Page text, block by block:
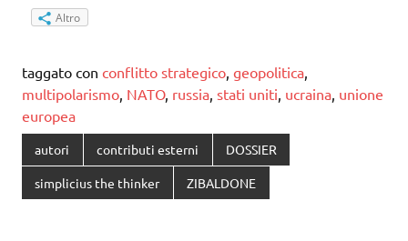
Altro
taggato con conflitto strategico geopolitica
multipolarismo NATO, russia stati uniti ucraina unione
europea
autori contributi esterni DOSSIER
simplicius the thinker ZIBALDONE